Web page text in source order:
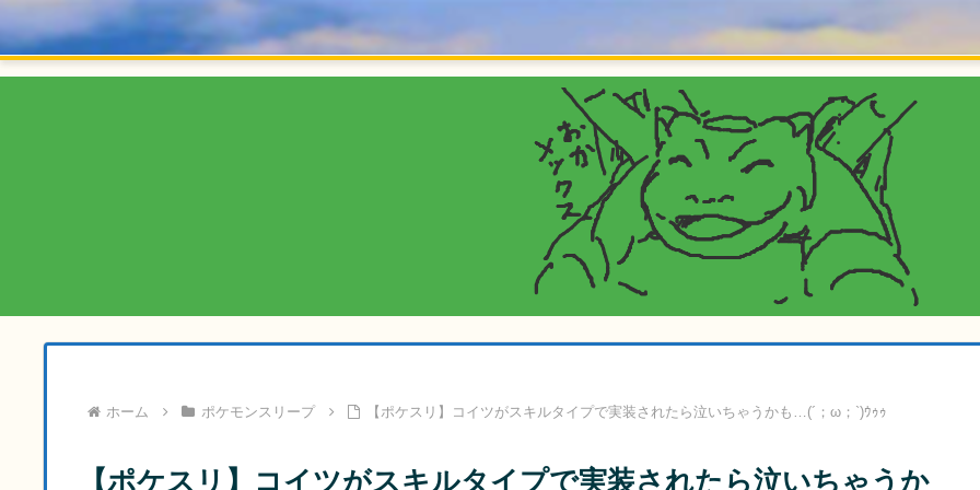
ホーム ポケモンスリープ 【ポケスリ】コイツがスキルタイプで実装されたら泣いちゃうかも…(´；ω；`)ｳｩｩ
【ポケスリ】コイツがスキルタイプで実装されたら泣いちゃうか